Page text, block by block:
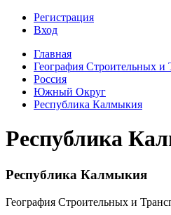
Регистрация
Вход
Главная
География Строительных
Россия
Южный Округ
Республика Калмыкия
Республика
Республика Калмыкия
География Строительных и